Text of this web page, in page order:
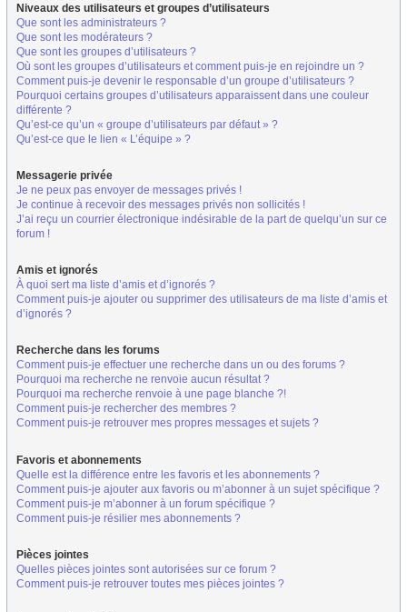
Niveaux des utilisateurs et groupes d’utilisateurs
Que sont les administrateurs ?
Que sont les modérateurs ?
Que sont les groupes d’utilisateurs ?
Où sont les groupes d’utilisateurs et comment puis-je en rejoindre un ?
Comment puis-je devenir le responsable d’un groupe d’utilisateurs ?
Pourquoi certains groupes d’utilisateurs apparaissent dans une couleur
différente ?
Qu’est-ce qu’un « groupe d’utilisateurs par défaut » ?
Qu’est-ce que le lien « L’équipe » ?
Messagerie privée
Je ne peux pas envoyer de messages privés !
Je continue à recevoir des messages privés non sollicités !
J’ai reçu un courrier électronique indésirable de la part de quelqu’un sur ce
forum !
Amis et ignorés
À quoi sert ma liste d’amis et d’ignorés ?
Comment puis-je ajouter ou supprimer des utilisateurs de ma liste d’amis et
d’ignorés ?
Recherche dans les forums
Comment puis-je effectuer une recherche dans un ou des forums ?
Pourquoi ma recherche ne renvoie aucun résultat ?
Pourquoi ma recherche renvoie à une page blanche ?!
Comment puis-je rechercher des membres ?
Comment puis-je retrouver mes propres messages et sujets ?
Favoris et abonnements
Quelle est la différence entre les favoris et les abonnements ?
Comment puis-je ajouter aux favoris ou m’abonner à un sujet spécifique ?
Comment puis-je m’abonner à un forum spécifique ?
Comment puis-je résilier mes abonnements ?
Pièces jointes
Quelles pièces jointes sont autorisées sur ce forum ?
Comment puis-je retrouver toutes mes pièces jointes ?